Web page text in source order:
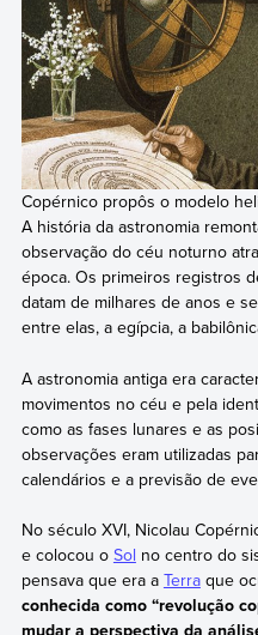
Copérnico propôs o modelo
A história da astronomia
observação do céu noturno
época. Os primeiros registros
datam de milhares de anos e
entre elas, a egípcia, a
A astronomia antiga era
movimentos no céu e pela
como as fases lunares e as
observações eram utilizadas
calendários e a previsão de
No século XVI, Nicolau
e colocou o Sol no centro do
pensava que era a Terraque
conhecida como “revolução
mudar a perspectiva da